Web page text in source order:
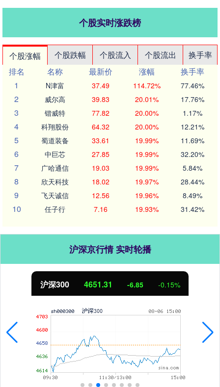
个股实时涨跌榜
个股涨幅 个股跌幅 个股流入 个股流出
换手率
排名
名称 最新价 涨幅
换手率
1
N津富 37.49 114.72% 77.46%
2 威尔高 39.83 20.01% 17.76%
3 锴威特 77.82 20.00% 1.17%
4 科翔股份 64.32 20.00% 12.21%
5 蜀道装备 33.61 19.99% 11.69%
6 中巨芯 27.85 19.99% 32.20%
7 广哈通信 19.03 19.99% 5.84%
8 欣天科技 18.02 19.97% 28.44%
9 飞天诚信 12.56 19.96% 8.49%
10 任子行 7.16 19.93% 31.42%
沪深京行情 实时轮播
沪深300 4651.31 -6.85 -0.15%